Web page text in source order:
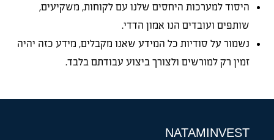
היסוד למערכות היחסים שלנו עם לקוחות, משקיעים,
שותפים ועובדים הנו אמון הדדי.
נשמור על סודיות כל המידע שאנו מקבלים, מידע כזה יהיה
זמין רק למורשים ולצורך ביצוע עבודתם בלבד.
NATAMINVEST